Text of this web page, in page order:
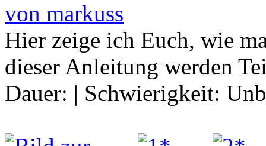
von markuss
Hier zeige ich Euch, wie
dieser Anleitung werden
Dauer: | Schwierigkeit: